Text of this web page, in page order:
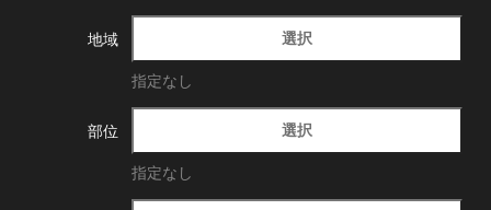
地域 選択
指定なし
部位 選択
指定なし